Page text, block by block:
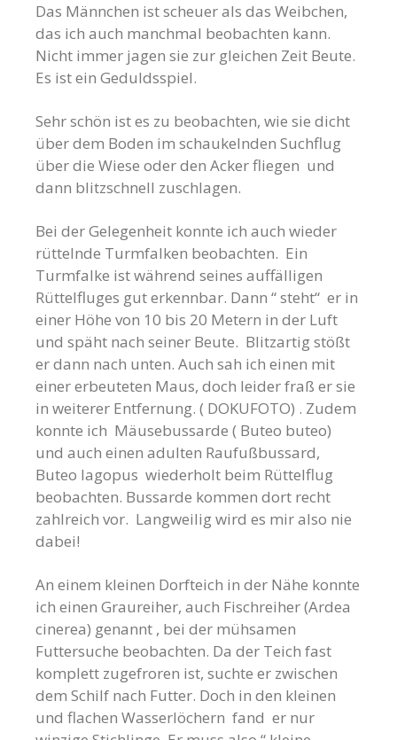
Das Männchen ist scheuer als das Weibchen,
das ich auch manchmal beobachten kann.
Nicht immer jagen sie zur gleichen Zeit Beute.
Es ist ein Geduldsspiel.
Sehr schön ist es zu beobachten, wie sie dicht
über dem Boden im schaukelnden Suchflug
über die Wiese oder den Acker fliegen und
dann blitzschnell zuschlagen.
Bei der Gelegenheit konnte ich auch wieder
rüttelnde Turmfalken beobachten. Ein
Turmfalke ist während seines auffälligen
Rüttelfluges gut erkennbar. Dann “ steht“ er in
einer Höhe von 10 bis 20 Metern in der Luft
und späht nach seiner Beute. Blitzartig stößt
er dann nach unten. Auch sah ich einen mit
einer erbeuteten Maus, doch leider fraß er sie
in weiterer Entfernung. ( DOKUFOTO) . Zudem
konnte ich Mäusebussarde ( Buteo buteo)
und auch einen adulten Raufußbussard,
Buteo lagopus wiederholt beim Rüttelflug
beobachten. Bussarde kommen dort recht
zahlreich vor. Langweilig wird es mir also nie
dabei!
An einem kleinen Dorfteich in der Nähe konnte
ich einen Graureiher, auch Fischreiher(Ardea
cinerea) genannt , bei der mühsamen
Futtersuche beobachten. Da der Teich fast
komplett zugefroren ist, suchte er zwischen
dem Schilf nach Futter. Doch in den kleinen
und flachen Wasserlöchern fand er nur